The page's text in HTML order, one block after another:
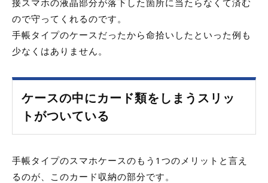
接スマホの液晶部分が落下した箇所に当たらなくて済む
ので守ってくれるのです。
手帳タイプのケースだったから命拾いしたといった例も
少なくはありません。
ケースの中にカード類をしまうスリッ
トがついている
手帳タイプのスマホケースのもう1つのメリットと言え
るのが、このカード収納の部分です。